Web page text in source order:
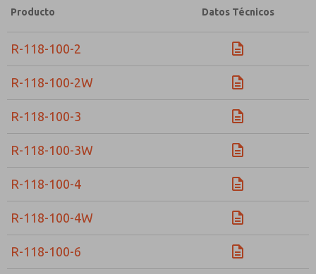
Producto Datos Técnicos
R-118-100-2
R-118-100-2W
R-118-100-3
R-118-100-3W
R-118-100-4
R-118-100-4W
R-118-100-6
Correo Electrónico
Envíenme actualizaciones periódicas sobre
producto y más.